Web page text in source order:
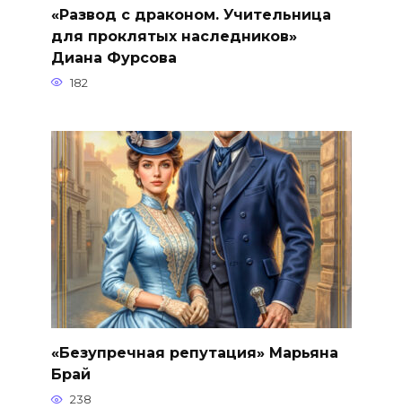
«Развод с драконом. Учительница
для проклятых наследников»
Диана Фурсова
182
«Безупречная репутация» Марьяна
Брай
238